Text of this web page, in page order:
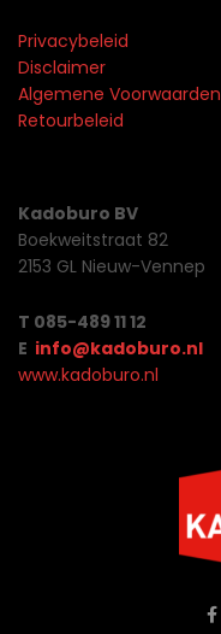
Privacybeleid
Disclaimer
Algemene Voorwaarden
Retourbeleid
Kadoburo BV
Boekweitstraat 82
2153 GL Nieuw-Vennep
T 085-489 11 12
E info@kadoburo.nl
www.kadoburo.nl